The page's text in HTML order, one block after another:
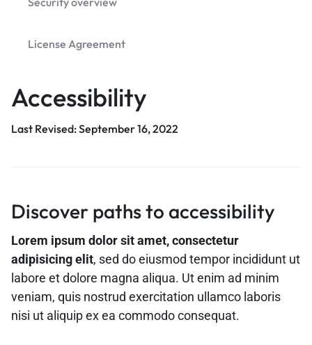
License Agreement
Accessibility
Last Revised: September 16, 2022
Discover paths to accessibility
Lorem ipsum dolor sit amet, consectetur
adipisicing elit, sed do eiusmod tempor incididunt ut
labore et dolore magna aliqua. Ut enim ad minim
veniam, quis nostrud exercitation ullamco laboris
nisi ut aliquip ex ea commodo consequat.